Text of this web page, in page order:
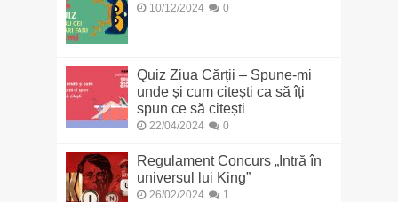
10/12/2024 0
Quiz Ziua Cărții – Spune-mi
unde și cum citești ca să îți
spun ce să citești
22/04/2024 0
Regulament Concurs „Intră în
universul lui King”
26/02/2024 1